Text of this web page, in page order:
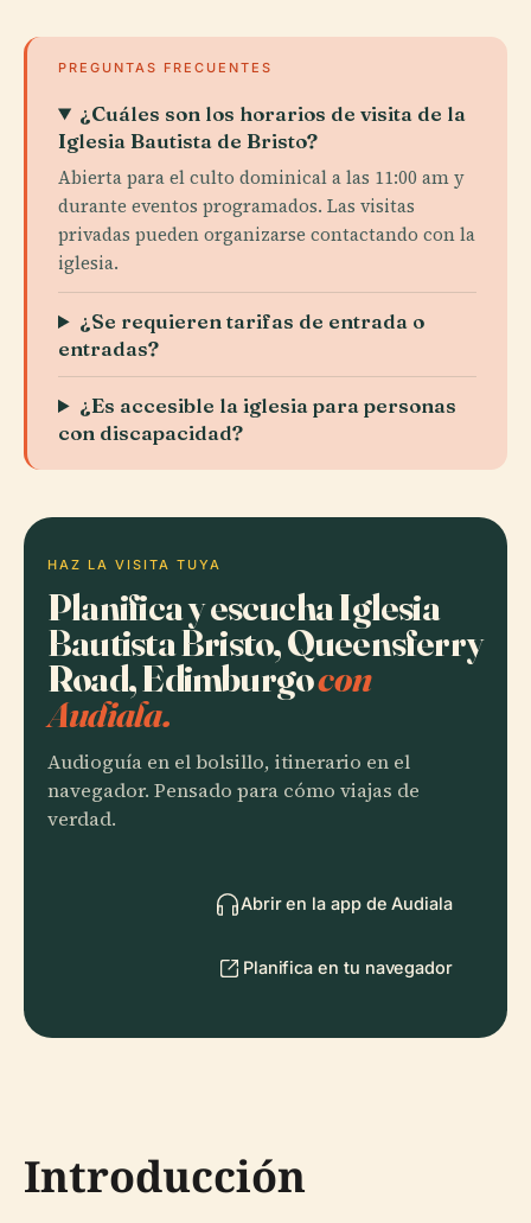
PREGUNTAS FRECUENTES
¿Cuáles son los horarios de visita de la
Iglesia Bautista de Bristo?
Abierta para el culto dominical a las 11:00 am y
durante eventos programados. Las visitas
privadas pueden organizarse contactando con la
iglesia.
¿Se requieren tarifas de entrada o
entradas?
¿Es accesible la iglesia para personas
con discapacidad?
HAZ LA VISITA TUYA
Planifica y escucha Iglesia
Bautista Bristo, Queensferry
Road, Edimburgocon
Audiala.
Audioguía en el bolsillo, itinerario en el
navegador. Pensado para cómo viajas de
verdad.
Abrir en la app de Audiala
Planifica en tu navegador
Introducción